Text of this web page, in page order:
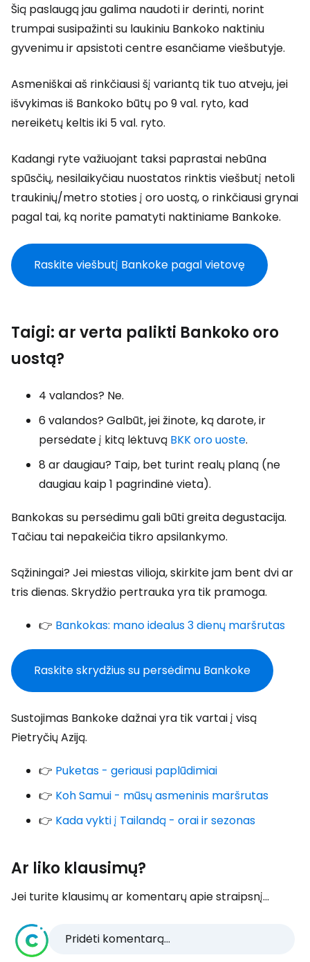
Šią paslaugą jau galima naudoti ir derinti, norint
trumpai susipažinti su laukiniu Bankoko naktiniu
gyvenimu ir apsistoti centre esančiame viešbutyje.
Asmeniškai aš rinkčiausi šį variantą tik tuo atveju, jei
išvykimas iš Bankoko būtų po 9 val. ryto, kad
nereikėtų keltis iki 5 val. ryto.
Kadangi ryte važiuojant taksi paprastai nebūna
spūsčių, nesilaikyčiau nuostatos rinktis viešbutį netoli
traukinių/metro stoties į oro uostą, o rinkčiausi grynai
pagal tai, ką norite pamatyti naktiniame Bankoke.
Raskite viešbutį Bankoke pagal vietovę
Taigi: ar verta palikti Bankoko oro
uostą?
4 valandos? Ne.
6 valandos? Galbūt, jei žinote, ką darote, ir
persėdate į kitą lėktuvą BKK oro uoste.
8 ar daugiau? Taip, bet turint realų planą (ne
daugiau kaip 1 pagrindinė vieta).
Bankokas su persėdimu gali būti greita degustacija.
Tačiau tai nepakeičia tikro apsilankymo.
Sąžiningai? Jei miestas vilioja, skirkite jam bent dvi ar
tris dienas. Skrydžio pertrauka yra tik pramoga.
👉 Bankokas: mano idealus 3 dienų maršrutas
Raskite skrydžius su persėdimu Bankoke
Sustojimas Bankoke dažnai yra tik vartai į visą
Pietryčių Aziją.
👉 Puketas - geriausi paplūdimiai
👉 Koh Samui - mūsų asmeninis maršrutas
👉 Kada vykti į Tailandą - orai ir sezonas
Ar liko klausimų?
Jei turite klausimų ar komentarų apie straipsnį...
Pridėti komentarą...